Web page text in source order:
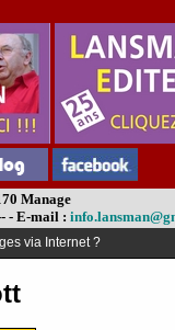
Manage
- E-mail :
via Internet ?